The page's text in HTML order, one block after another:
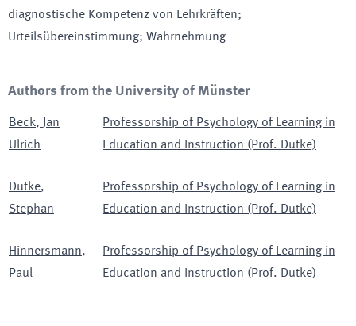
diagnostische Kompetenz von Lehrkräften;
Urteilsübereinstimmung; Wahrnehmung
Authors from the University of Münster
Beck,
Jan
Ulrich
Professorship of Psychology of Learning in
Education and Instruction (Prof. Dutke)
Dutke,
Stephan
Professorship of Psychology of Learning in
Education and Instruction (Prof. Dutke)
Hinnersmann,
Paul
Professorship of Psychology of Learning in
Education and Instruction (Prof. Dutke)